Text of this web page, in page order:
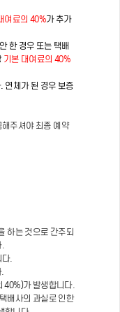
여료의 40%가 추가
한 경우 또는 택배
기본 대여료의 40%
연체가 된 경우 보증
주셔야 최종 예약
하는 것으로 간주되
.
40%)가 발생합니다.
배사의 과실로 인한